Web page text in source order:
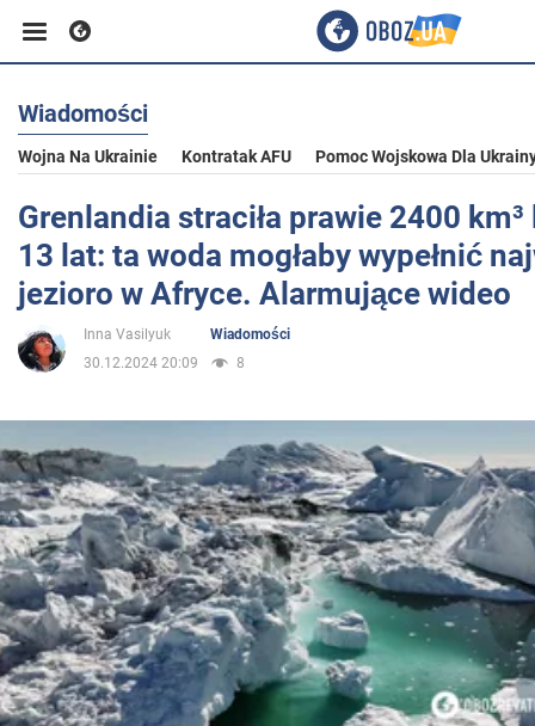
Biznes
Sport
Rozrywka
Życie
Społeczeństwo
Wojna na Ukrainie
Świat
Wiadomości
Wojna Na Ukrainie Kontratak AFU Pomoc Wojskowa Dla
Grenlandia straciła prawie 2400
13 lat: ta woda mogłaby wypełnić
jezioro w Afryce. Alarmujące wideo
Inna Vasilyuk
Wiadomości
30.12.2024 20:09
8